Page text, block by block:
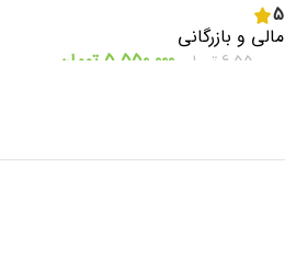
5
مالی و بازرگانی
6.550.000 تومان 5.550.000 تومان